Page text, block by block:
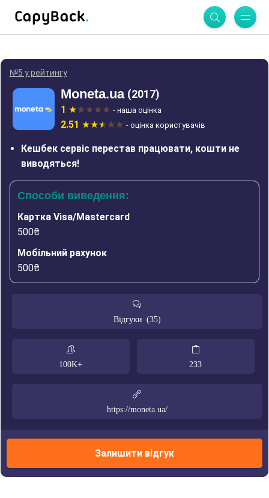
№5 у рейтингу
Moneta.ua (2017)
1 - наша оцінка
2.51 - оцінка користувачів
Кешбек сервіс перестав працювати, кошти не
виводяться!
Способи виведення:
Картка Visa/Mastercard
500₴
Мобільний рахунок
500₴
Відгуки (35)
100K+ 233
https://moneta.ua/
Залишити відгук